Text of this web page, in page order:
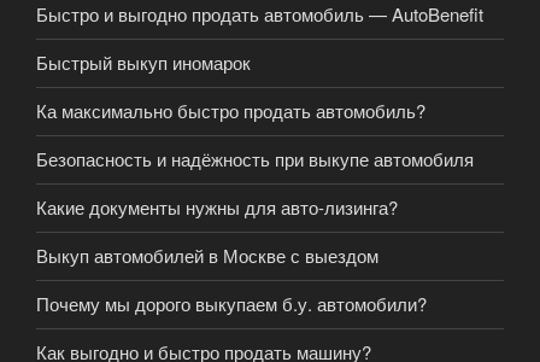
Быстро и выгодно продать автомобиль — AutoBenefit
Быстрый выкуп иномарок
Ка максимально быстро продать автомобиль?
Безопасность и надёжность при выкупе автомобиля
Какие документы нужны для авто-лизинга?
Выкуп автомобилей в Москве с выездом
Почему мы дорого выкупаем б.у. автомобили?
Как выгодно и быстро продать машину?